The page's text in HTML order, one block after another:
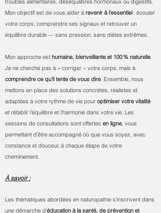
troubles alimentaires, déséquilibres hormonaux ou digestifs.
Mon objectif est de vous aider à revenir à l’essentiel : écouter
votre corps, comprendre ses signaux et retrouver un
équilibre durable — sans pression, sans diètes extrêmes.
Mon approche est humaine, bienveillante et 100 % naturelle.
Je ne cherche pas à « corriger » votre corps, mais à
comprendre ce qu’il tente de vous dire. Ensemble, nous
mettons en place des solutions concrètes, réalistes et
adaptées à votre rythme de vie pour optimiser votre vitalité
et rétablir l'équilibre et l'harmonie dans votre vie. Les
sessions de consultations sont offertes en ligne, vous
permettant d’être accompagné où que vous soyez, avec
constance et douceur, à chaque étape de votre
cheminement.
À savoir :
Les thématiques abordées en naturopathie s’inscrivent dans
une démarche d’éducation à la santé, de prévention et